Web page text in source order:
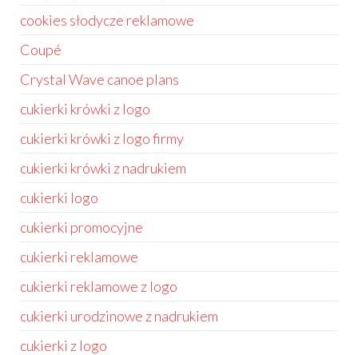
cookies słodycze reklamowe
Coupé
Crystal Wave canoe plans
cukierki krówki z logo
cukierki krówki z logo firmy
cukierki krówki z nadrukiem
cukierki logo
cukierki promocyjne
cukierki reklamowe
cukierki reklamowe z logo
cukierki urodzinowe z nadrukiem
cukierki z logo